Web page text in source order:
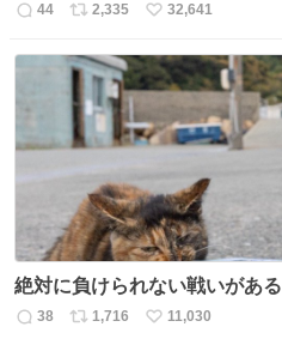
返
数
44
リ
ス
ト
数
2,335
い
ね
数
32,641
絶対に負けられない戦いがある
返
38
リ
1,716
い
11,030